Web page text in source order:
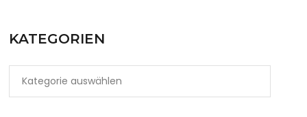
KATEGORIEN